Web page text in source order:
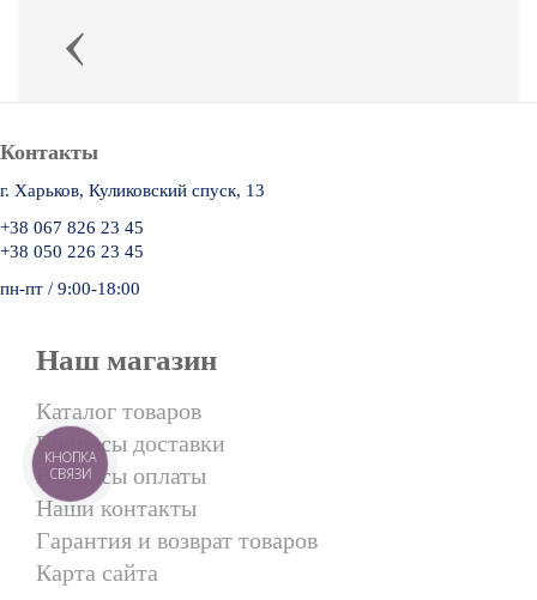
Наш магазин
Каталог товаров
Вопросы доставки
Вопросы оплаты
Наши контакты
Гарантия и возврат товаров
Карта сайта
Контакты
г. Харьков, Куликовский спуск, 13
+38 067 826 23 45
+38 050 226 23 45
пн-пт / 9:00-18:00
КНОПКА
СВЯЗИ